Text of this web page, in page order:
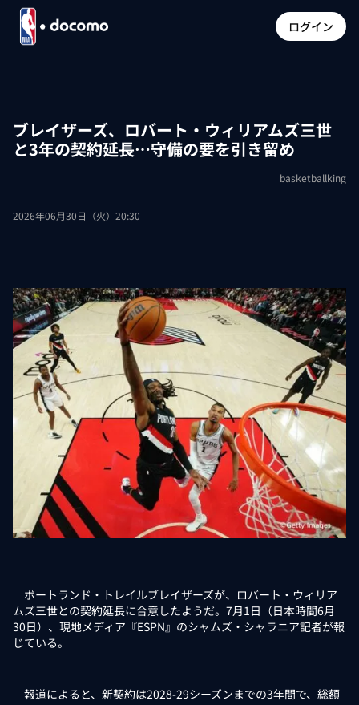
ログイン
ブレイザーズ、ロバート・ウィリアムズ三世
と3年の契約延長…守備の要を引き留め
basketballking
2026年06月30日（火）20:30
ポートランド・トレイルブレイザーズが、ロバート・ウィリア
ムズ三世との契約延長に合意したようだ。7月1日（日本時間6月
30日）、現地メディア『ESPN』のシャムズ・シャラニア記者が報
じている。
報道によると、新契約は2028-29シーズンまでの3年間で、総額